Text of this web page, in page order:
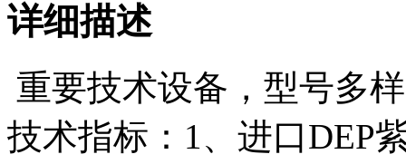
详细描述
重要技术设备，型号多
技术指标：1、进口DEP